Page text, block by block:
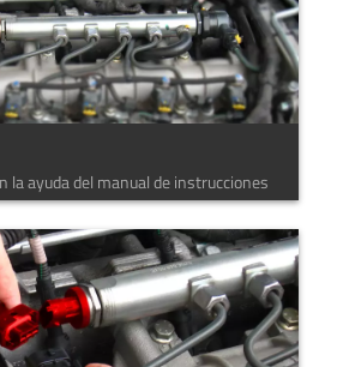
la ayuda del manual de instrucciones